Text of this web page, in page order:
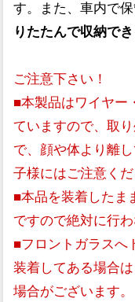
す。また、車内で
りたたんで収納でき
ご注意下さい！
■本製品はワイヤー
ていますので、取
で、顔や体より離
子様にはご注意くだ
■本品を装着したま
ですので絶対に行わ
■フロントガラスへ
装着してある場合
場合がございます。